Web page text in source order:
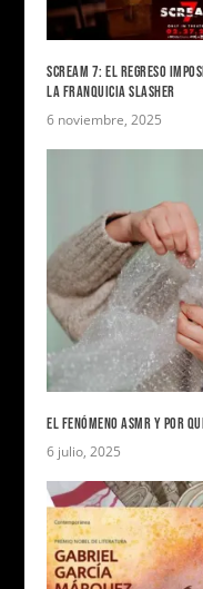
SCREAM 7: EL REGRESO
LA FRANQUICIA SLASHER
6 noviembre, 2025
EL FENÓMENO ASMR Y POR
6 julio, 2025